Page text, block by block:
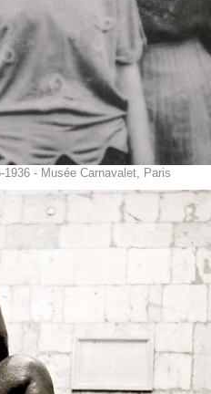
- Musée Carnavalet, Paris